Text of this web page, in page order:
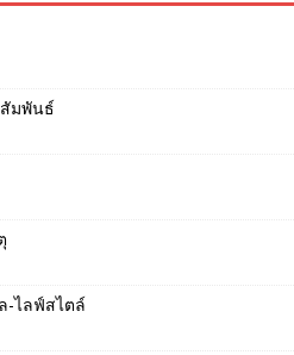
มพันธ์
-ไลฟ์สไตล์